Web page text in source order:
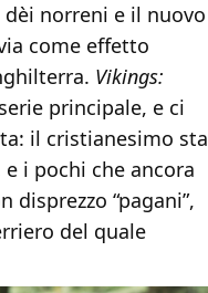
norreni e il nuovo
come effetto
Vikings:
principale, e ci
il cristianesimo sta
i pochi che ancora
“pagani”,
del quale